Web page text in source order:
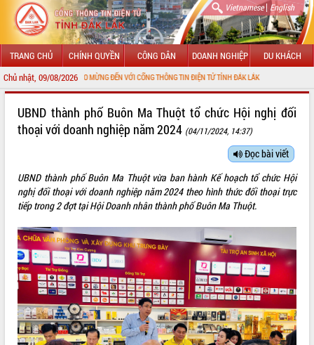
Vietnamese| English
TRANG CHỦ CHÍNH QUYỀN CÔNG DÂN DOANH NGHIỆP DU KHÁCH
Chủ nhật, 09/08/2026
CHÀO MỪNG ĐẾN VỚI CỔNG THÔNG TIN ĐIỆN TỬ TỈNH ĐẮK LẮK
LÃNH ĐẠO UBND TỈNH
SỞ, BAN, NGÀNH
THÔNG TIN CHỈ ĐẠO ĐIỀU HÀNH
HỆ THỐNG VĂN BẢN
VĂN BẢN HĐND TỈNH
ĐIỂM TIN VĂN BẢN
UBND thành phố Buôn Ma Thuột tổ chức Hội nghị đối
thoại với doanh nghiệp năm 2024 (04/11/2024, 14:37)
Đọc bài viết
UBND thành phố Buôn Ma Thuột vừa ban hành Kế hoạch tổ chức Hội
nghị đối thoại với doanh nghiệp năm 2024 theo hình thức đối thoại trực
tiếp trong 2 đợt tại Hội Doanh nhân thành phố Buôn Ma Thuột.